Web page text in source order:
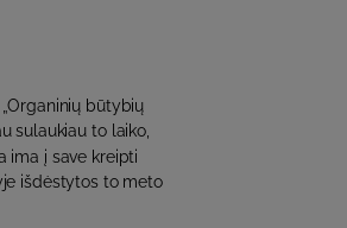
būtybių
sulaukiau to laiko,
ima į save kreipti
išdėstytos to meto